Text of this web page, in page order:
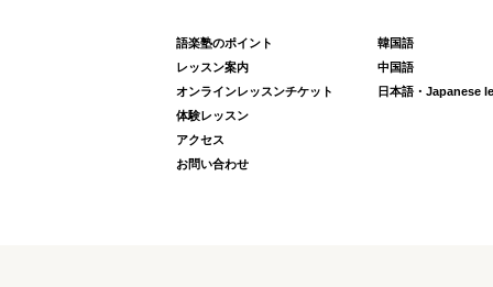
語楽塾のポイント
レッスン案内
オンラインレッスンチケット
体験レッスン
アクセス
お問い合わせ
韓国語
中国語
日本語・Japanese